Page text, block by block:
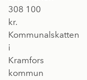
308 100
kr.
Kommunalskatten
i
Kramfors
kommun